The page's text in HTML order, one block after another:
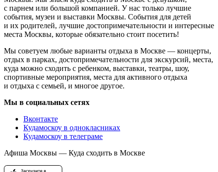
с парнем или большой компанией. У нас только лучшие
события, музеи и выставки Москвы. События для детей
и их родителей, лучшие достопримечательности и интересные
места Москвы, которые обязательно стоит посетить!
Мы советуем любые варианты отдыха в Москве — концерты,
отдых в парках, достопримечательности для экскурсий, места,
куда можно сходить с ребенком, выставки, театры, шоу,
спортивные мероприятия, места для активного отдыха
и отдыха с семьей, и многое другое.
Мы в социальных сетях
Вконтакте
Кудамоскоу в однокласниках
Кудамоскоу в телеграме
Афиша Москвы — Куда сходить в Москве